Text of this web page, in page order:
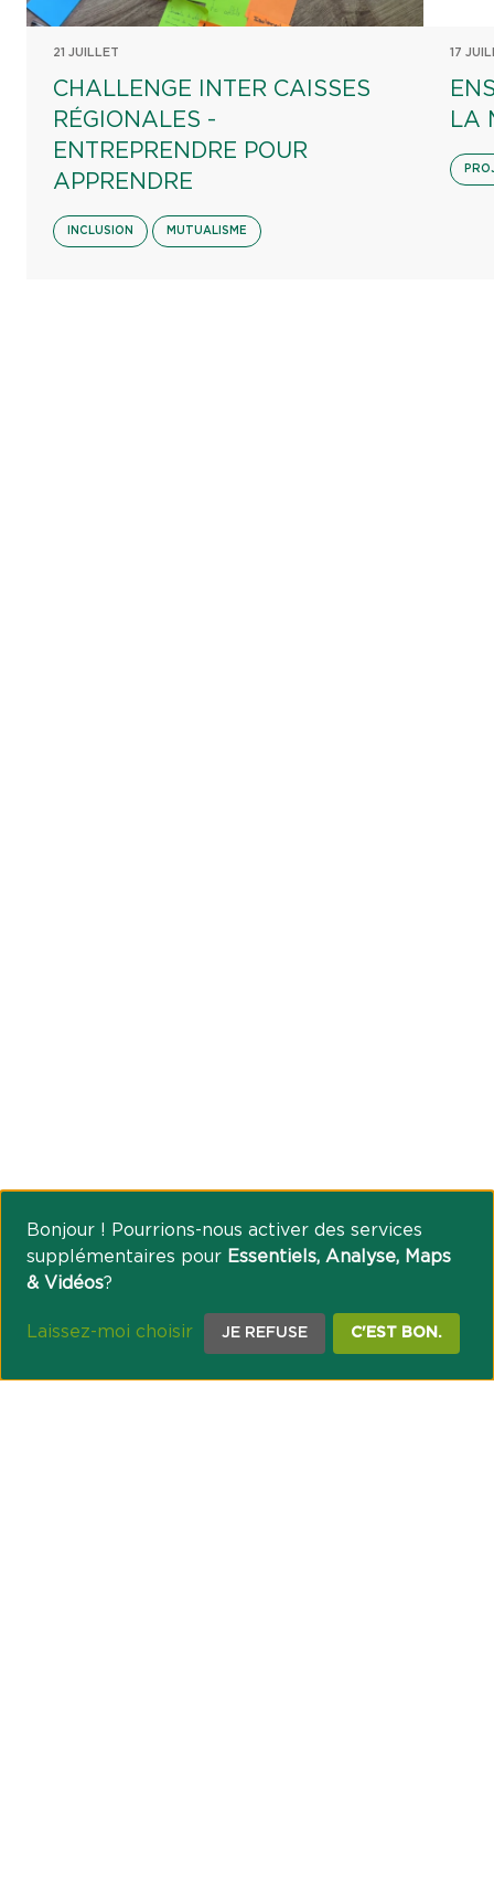
Bonjour ! Pourrions-nous activer des services
supplémentaires pour Essentiels, Analyse, Maps
& Vidéos?
Laissez-moi choisir JE REFUSE C'EST BON.
21 JUILLET
CHALLENGE INTER CAISSES
RÉGIONALES -
ENTREPRENDRE POUR
APPRENDRE
INCLUSION MUTUALISME
17
LA